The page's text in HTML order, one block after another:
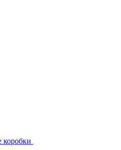
коробки